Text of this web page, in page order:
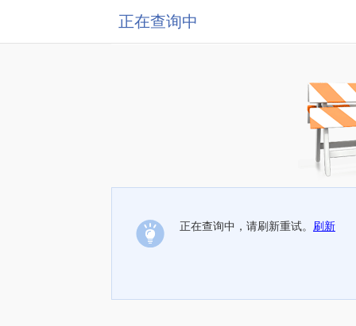
正在查询中
正在查询中，请刷新重试。 刷新